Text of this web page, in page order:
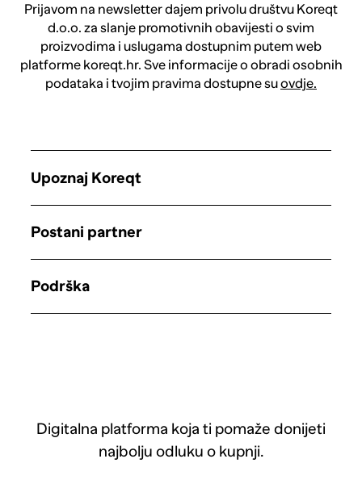
Prijavom na newsletter dajem privolu društvu Koreqt
d.o.o. za slanje promotivnih obavijesti o svim
proizvodima i uslugama dostupnim putem web
platforme koreqt.hr. Sve informacije o obradi osobnih
podataka i tvojim pravima dostupne suovdje.
Digitalna platforma koja ti pomaže donijeti
najbolju odluku o kupnji.
Upoznaj Koreqt
Postani partner
Podrška